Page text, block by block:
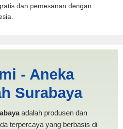
dan pemesanan dengan
|
TENDA
- Aneka
Surabaya
adalah produsen dan
terpercaya yang berbasis di